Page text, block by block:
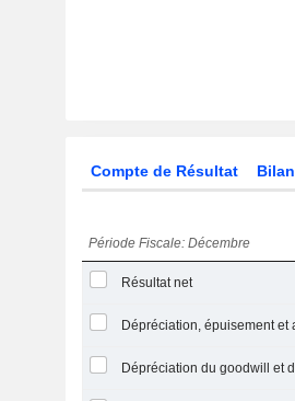
Compte de Résultat Bilan
Période Fiscale: Décembre
Résultat net